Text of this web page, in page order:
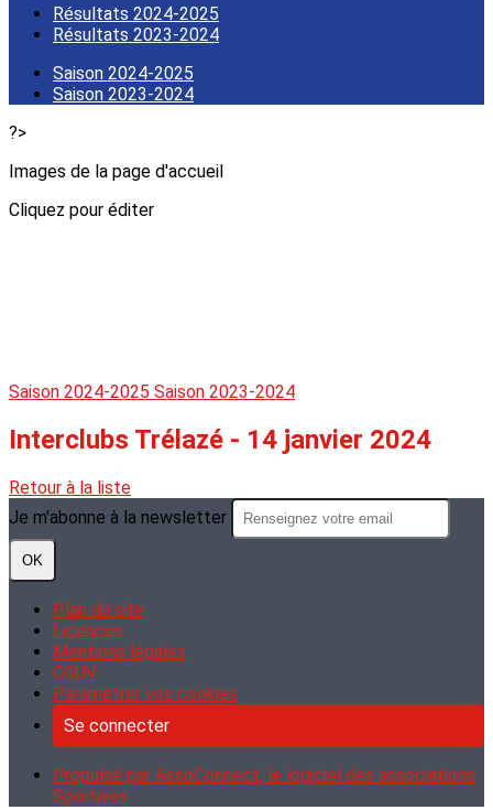
Résultats 2024-2025
Résultats 2023-2024
Saison 2024-2025
Saison 2023-2024
?>
Images de la page d'accueil
Cliquez pour éditer
Saison 2024-2025 Saison 2023-2024
Interclubs Trélazé - 14 janvier 2024
Retour à la liste
Je m'abonne à la newsletter
OK
Plan du site
Licences
Mentions légales
CGUV
Paramétrer vos cookies
Se connecter
Propulsé par AssoConnect, le logiciel des associations
Sportives